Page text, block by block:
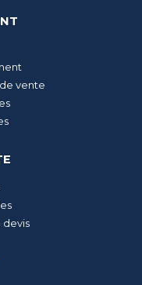
vente
devis